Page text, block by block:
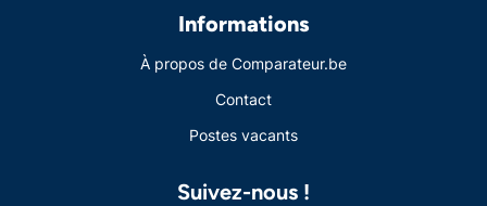
Informations
À propos de Comparateur.be
Contact
Postes vacants
Suivez-nous !